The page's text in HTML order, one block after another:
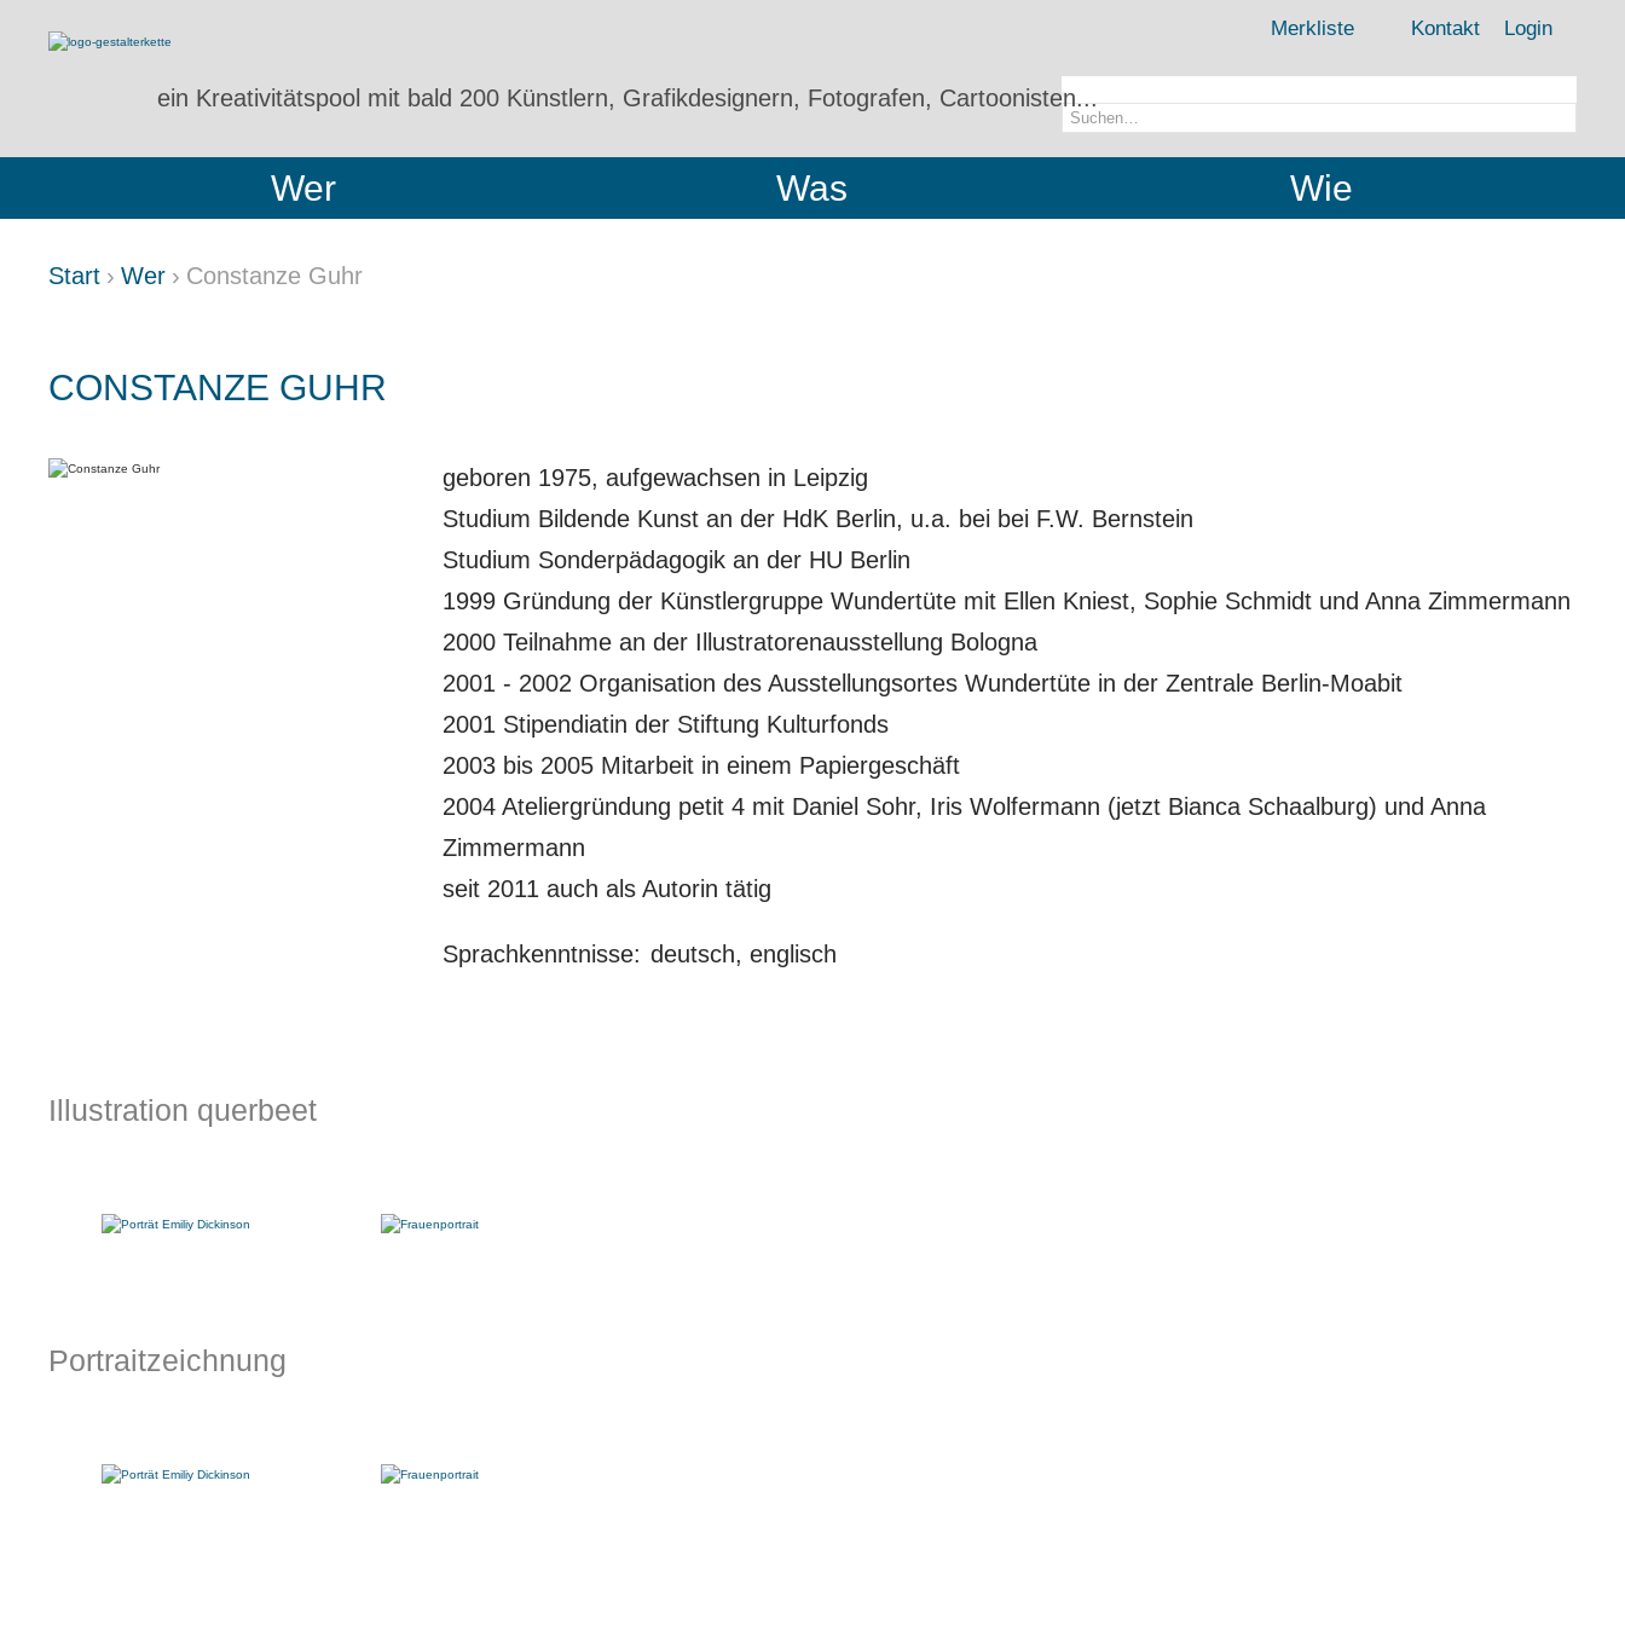
Merkliste Kontakt Login
ein Kreativitätspool mit bald 200 Künstlern, Grafikdesignern, Fotografen, Cartoonisten...
Wer Was Wie
Start Wer Constanze Guhr
CONSTANZE GUHR
geboren 1975, aufgewachsen in Leipzig
Studium Bildende Kunst an der HdK Berlin, u.a. bei bei F.W. Bernstein
Studium Sonderpädagogik an der HU Berlin
1999 Gründung der Künstlergruppe Wundertüte mit Ellen Kniest, Sophie Schmidt und Anna Zimmermann
2000 Teilnahme an der Illustratorenausstellung Bologna
2001 - 2002 Organisation des Ausstellungsortes Wundertüte in der Zentrale Berlin-Moabit
2001 Stipendiatin der Stiftung Kulturfonds
2003 bis 2005 Mitarbeit in einem Papiergeschäft
2004 Ateliergründung petit 4 mit Daniel Sohr, Iris Wolfermann (jetzt Bianca Schaalburg) und Anna
Zimmermann
seit 2011 auch als Autorin tätig
Sprachkenntnisse: deutsch, englisch
Illustration querbeet
Portraitzeichnung